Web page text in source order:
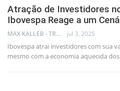
Atração de Investidores
Ibovespa Reage a um
MAX KALLEB - TRADER jul 3, 2025
Ibovespa atrai investidores com sua
mesmo com a economia aquecida dos